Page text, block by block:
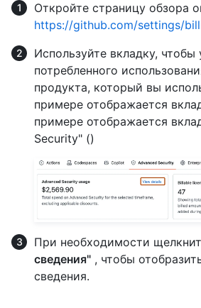
Откройте страницу обзора
https://github.com/settings/
Используйте вкладку, чтобы
потребленного
продукта, который вы
примере отображается
примере отображается
Security" ()
При необходимости
сведения" , чтобы
сведения.